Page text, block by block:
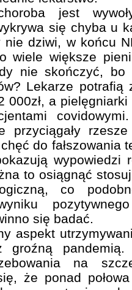
jest
się chyba u
dziwi, w końcu
wiele większe
nie skończyć, bo
Lekarze
000zł, a
przyciągały
do fałszowania
wypowiedzi
to osiągnąć
co
wyniku
się badać.
aspekt
pandemią.
na
że ponad